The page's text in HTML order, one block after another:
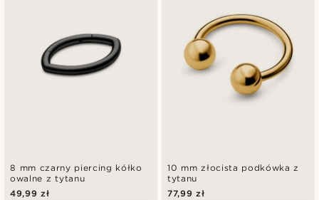
8 mm czarny piercing kółko
owalne z tytanu
49,99 zł
10 mm złocista podkówka z
tytanu
77,99 zł